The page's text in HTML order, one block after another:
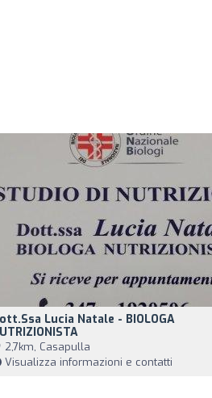
Lucia Natale - BIOLOGA
2,7km, Casapulla
Visualizza informazioni e contatti